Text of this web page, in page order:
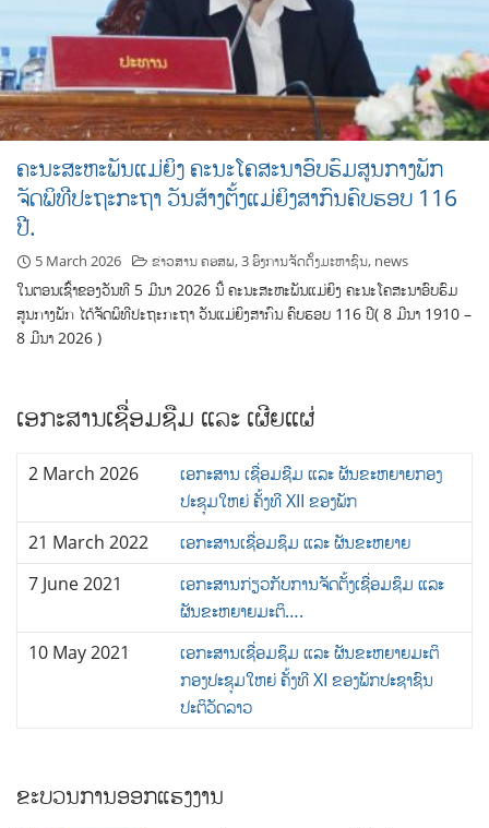
ຄະນະສະຫະພັນແມ່ຍິງ ຄະນະໂຄສະນາອົບຮົມສູນກາງພັກ
ຈັດພິທີປະຖະກະຖາ ວັນສ້າງຕັ້ງແມ່ຍິງສາກົນຄົບຮອບ 116
ປີ.
5 March 2026 ຂ່າວສານ ຄອສພ,3 ອົງການຈັດຕັ້ງມະຫາຊົນ, news
ໃນຕອນເຊົ້າຂອງວັນທີ 5 ມີນາ 2026 ນີ້ ຄະນະສະຫະພັນແມ່ຍິງ ຄະນະໂຄສະນາອົບຮົມ
ສູນກາງພັກ ໄດ້ຈັດພິທີປະຖະກະຖາ ວັນແມ່ຍິງສາກົນ ຄົບຮອບ 116 ປີ( 8 ມີນາ 1910 –
8 ມີນາ 2026 )
ເອກະສານເຊື່ອມຊືມ ແລະ ເຜີຍແຜ່
2 March 2026
ເອກະສານ ເຊື່ອມຊືມ ແລະ ຜັນຂະຫຍາຍກອງ
ປະຊຸມໃຫຍ່ ຄັ້ງທີ XII ຂອງພັກ
21 March 2022
ເອກະສານເຊື່ອມຊຶມ ແລະ ຜັນຂະຫຍາຍ
7 June 2021
ເອກະສານກ່ຽວກັບການຈັດຕັ້ງເຊື່ອມຊຶມ ແລະ
ຜັນຂະຫຍາຍມະຕິ….
10 May 2021
ເອກະສານເຊື່ອມຊຶມ ແລະ ຜັນຂະຫຍາຍມະຕິ
ກອງປະຊຸມໃຫຍ່ ຄັ້ງທີ XI ຂອງພັກປະຊາຊົນ
ປະຕິວັດລາວ
ຂະບວນການອອກແຮງງານ